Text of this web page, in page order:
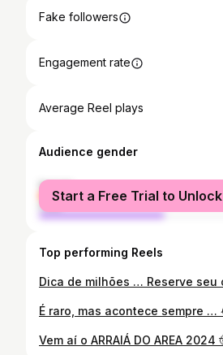
Fake followers
Engagement rate
Average Reel plays
Audience gender
female
male
Start a Free Trial to Unlock
Top performing Reels